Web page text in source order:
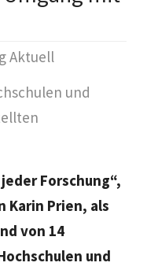
Aktuell
und
Forschung“,
Prien, als
von 14
und